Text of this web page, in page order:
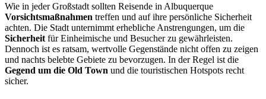
Wie in jeder Großstadt sollten Reisende in Albuquerque
Vorsichtsmaßnahmen treffen und auf ihre persönliche Sicherheit
achten. Die Stadt unternimmt erhebliche Anstrengungen, um die
Sicherheit für Einheimische und Besucher zu gewährleisten.
Dennoch ist es ratsam, wertvolle Gegenstände nicht offen zu zeigen
und nachts belebte Gebiete zu bevorzugen. In der Regel ist die
Gegend um die Old Town und die touristischen Hotspots recht
sicher.